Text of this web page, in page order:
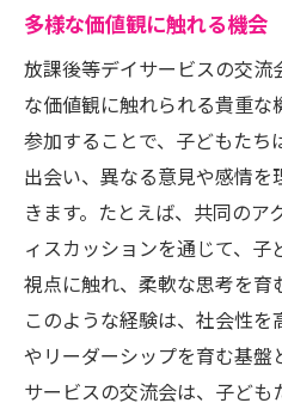
多様な価値観に触れる機会
放課後等デイサービスの交
な価値観に触れられる貴重な
参加することで、子どもたち
出会い、異なる意見や感情
きます。たとえば、共同のア
ィスカッションを通じて、
視点に触れ、柔軟な思考を育
このような経験は、社会性
やリーダーシップを育む基盤
サービスの交流会は、子ど